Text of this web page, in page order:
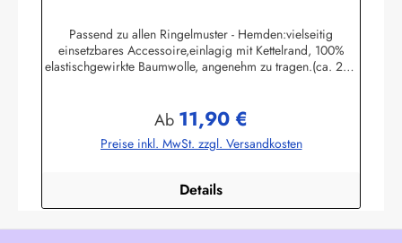
Passend zu allen Ringelmuster - Hemden:vielseitig
einsetzbares Accessoire,einlagig mit Kettelrand, 100%
elastischgewirkte Baumwolle, angenehm zu tragen.(ca. 225
Bekleidungswerk GmbHHeglitzer Str. 1226409
Wittmundinfo@modas-bekleidung.de
Regulärer Preis:
Ab 11,90 €
Preise inkl. MwSt. zzgl. Versandkosten
Details